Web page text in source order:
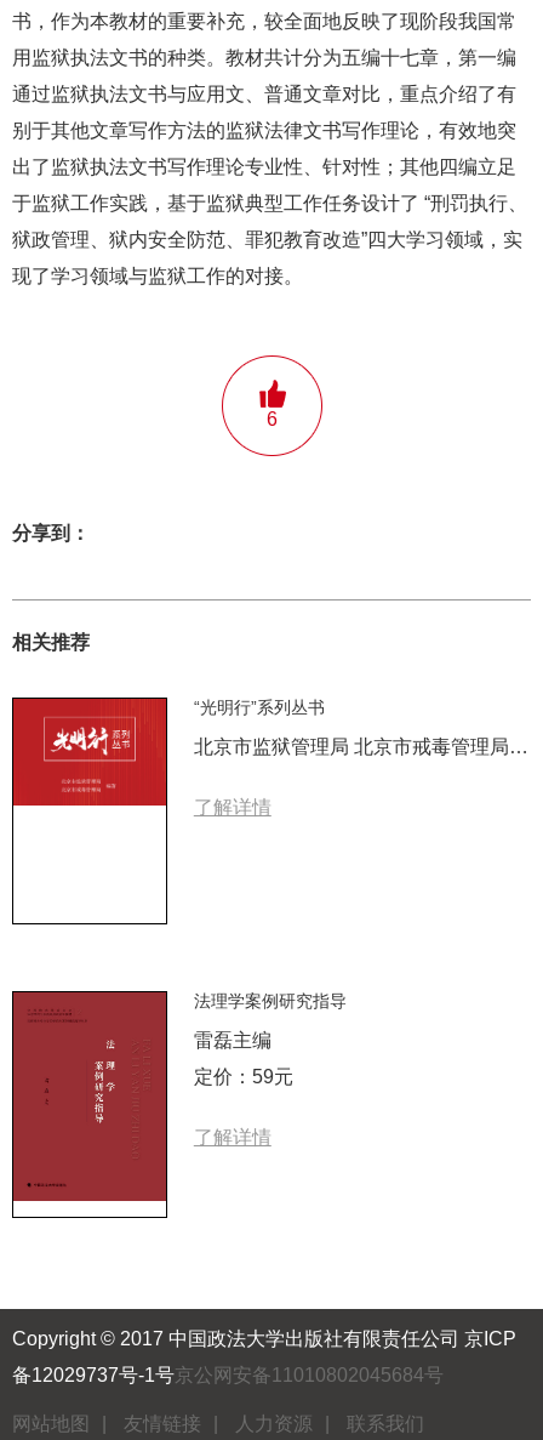
书，作为本教材的重要补充，较全面地反映了现阶段我国常
用监狱执法文书的种类。教材共计分为五编十七章，第一编
通过监狱执法文书与应用文、普通文章对比，重点介绍了有
别于其他文章写作方法的监狱法律文书写作理论，有效地突
出了监狱执法文书写作理论专业性、针对性；其他四编立足
于监狱工作实践，基于监狱典型工作任务设计了 “刑罚执行、
狱政管理、狱内安全防范、罪犯教育改造”四大学习领域，实
现了学习领域与监狱工作的对接。
6
分享到：
相关推荐
“光明行”系列丛书
北京市监狱管理局 北京市戒毒管理局 编著
了解详情
法理学案例研究指导
雷磊主编
定价：59元
了解详情
Copyright © 2017 中国政法大学出版社有限责任公司 京ICP
备12029737号-1号京公网安备11010802045684号
网站地图 友情链接 人力资源 联系我们